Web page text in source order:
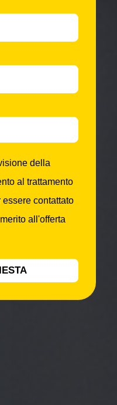
della
al trattamento
contattato
all'offerta